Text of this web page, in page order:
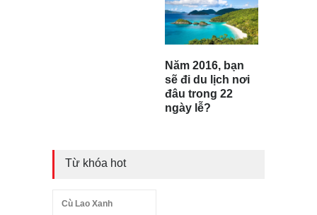
Năm 2016, bạn
sẽ đi du lịch nơi
đâu trong 22
ngày lễ?
Từ khóa hot
Cù Lao Xanh